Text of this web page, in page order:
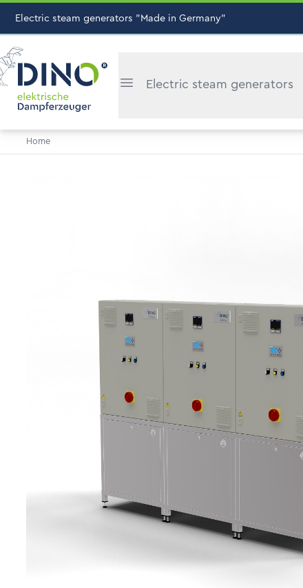
Electric steam generators "Made in Germany"
Electric steam generators
Home